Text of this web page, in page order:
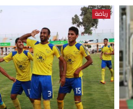
رياضة